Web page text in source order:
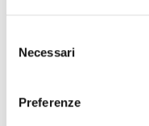
delNecessari
Preferenze